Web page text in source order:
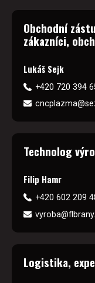
Obchodní
zákazníci,
Lukáš Sejk
+420 720 394
Technolog
Filip Hamr
+420 602 209
Logistika,